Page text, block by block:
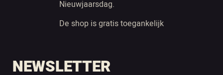
Nieuwjaarsdag.
De shop is gratis toegankelijk
NEWSLETTER